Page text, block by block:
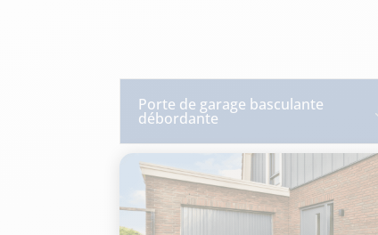
Porte de garage basculante
débordante